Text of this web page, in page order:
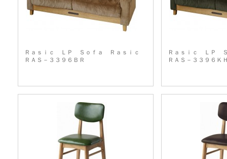
Ｒａｓｉｃ ＬＰ Ｓｏｆａ Ｒａｓｉｃ
ＲＡＳ－３３９６ＢＲ
Ｒａｓｉｃ ＬＰ
ＲＡＳ－３３９６Ｋ